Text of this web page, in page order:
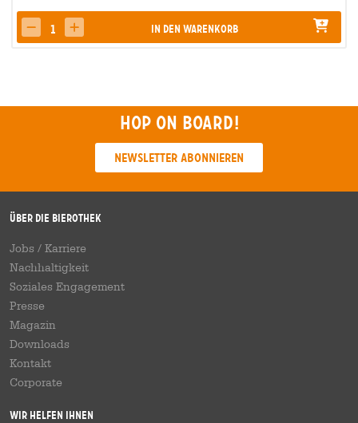
decrease quantity
increase quantityIn den Warenkorb
Hop on board!
Newsletter abonnieren
Über die Bierothek
Jobs / Karriere
Nachhaltigkeit
Soziales Engagement
Presse
Magazin
Downloads
Kontakt
Corporate
Wir helfen Ihnen